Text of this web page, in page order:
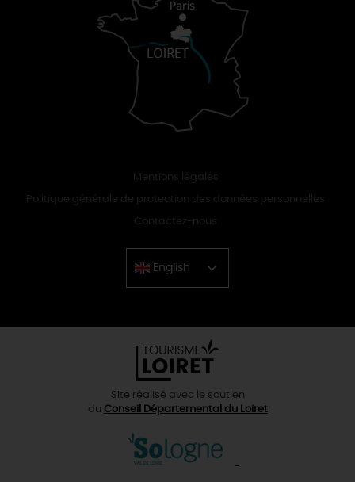
Mentions légales
Politique générale de protection des données personnelles
Contactez-nous
English
Chinese
Site réalisé avec le soutien
du Conseil Départemental du Loiret